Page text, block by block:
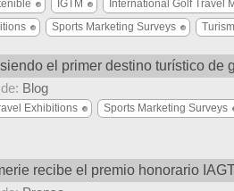
IGTM
International Golf Travel
Sports Marketing Surveys
el primer destino turístico de
Blog
Exhibitions Sports Marketing Surveys
recibe el premio honorario